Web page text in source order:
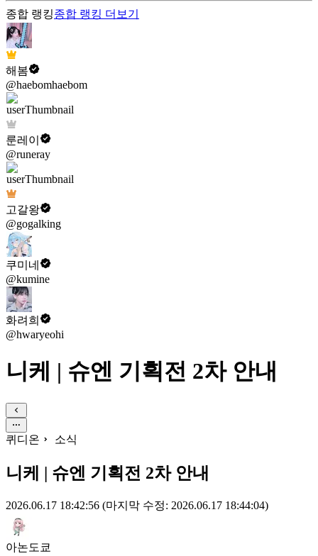
종합 랭킹종합 랭킹 더보기
해봄
@haebomhaebom
룬레이
@runeray
고갈왕
@gogalking
쿠미네
@kumine
화려희
@hwaryeohi
니케 | 슈엔 기획전 2차 안내
퀴디온 소식
니케 | 슈엔 기획전 2차 안내
2026.06.17 18:42:56 (마지막 수정: 2026.06.17 18:44:04)
아논도쿄